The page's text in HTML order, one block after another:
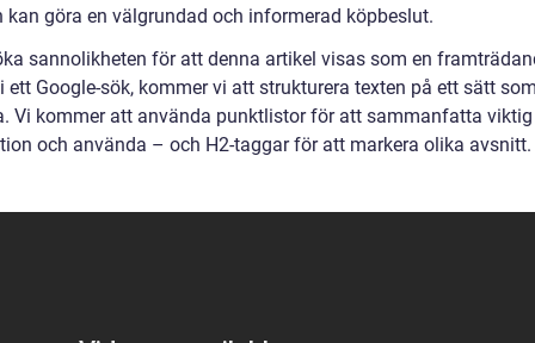
kan göra en välgrundad och informerad köpbeslut.
sannolikheten för att denna artikel visas som en
ett Google-sök, kommer vi att strukturera texten på ett sätt
Vi kommer att använda punktlistor för att sammanfatta viktig
och använda – och H2-taggar för att markera olika avsnitt.